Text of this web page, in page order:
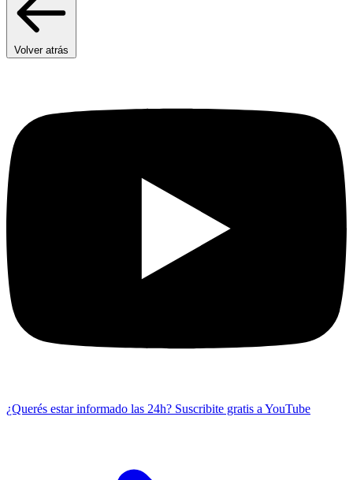
Volver atrás
¿Querés estar informado las 24h? Suscribite gratis a YouTube